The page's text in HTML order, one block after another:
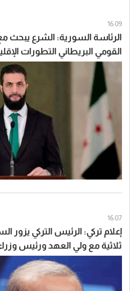
16:09
الرئاسة السورية: الشرع يبحث
القومي البريطاني التطورات
16:07
إعلام تركي: الرئيس التركي يزور
ثلاثية مع ولي العهد ورئيس